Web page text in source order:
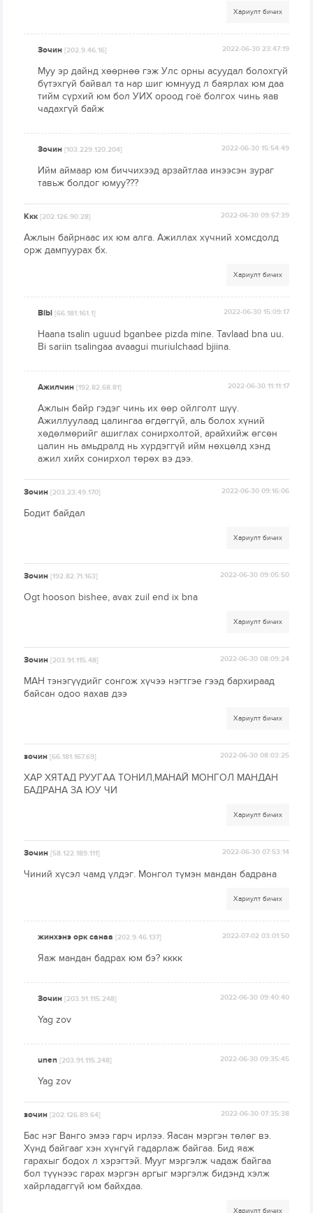
Хариулт бичих
Зочин[202.9.46.16] 2022-06-30 23:47:19
Муу эр дайнд хөөрнөө гэж Улс орны асуудал болохгүй
бүтэхгүй байвал та нар шиг юмнууд л баярлах юм даа
тийм сүрхий юм бол УИХ ороод гоё болгох чинь яав
чадахгүй байж
Зочин[103.229.120.204] 2022-06-30 15:54:49
Ийм аймаар юм биччихээд арзайтлаа инээсэн зураг
тавьж болдог юмуу???
Ккк[202.126.90.28] 2022-06-30 09:57:39
Ажлын байрнаас их юм алга. Ажиллах хүчний хомсдолд
орж дампуурах бх.
Хариулт бичих
Bibi[66.181.161.1] 2022-06-30 15:09:17
Haana tsalin uguud bganbee pizda mine. Tavlaad bna uu.
Bi sariin tsalingaa avaagui muriulchaad bjiina.
Ажилчин[192.82.68.81] 2022-06-30 11:11:17
Ажлын байр гэдэг чинь их өөр ойлголт шүү.
Ажиллуулаад цалингаа өгдөггүй, аль болох хүний
хөдөлмөрийг ашиглах сонирхолтой, арайхийж өгсөн
цалин нь амьдралд нь хүрдэггүй ийм нөхцөлд хэнд
ажил хийх сонирхол төрөх вэ дээ.
Зочин[203.23.49.170] 2022-06-30 09:16:06
Бодит байдал
Хариулт бичих
Зочин[192.82.71.163] 2022-06-30 09:05:50
Ogt hooson bishee, avax zuil end ix bna
Хариулт бичих
Зочин[203.91.115.48] 2022-06-30 08:09:24
МАН тэнэгүүдийг сонгож хүчээ нэгтгэе гээд бархираад
байсан одоо яахав дээ
Хариулт бичих
зочин[66.181.167.69] 2022-06-30 08:03:25
ХАР ХЯТАД РУУГАА ТОНИЛ,МАНАЙ МОНГОЛ МАНДАН
БАДРАНА ЗА ЮУ ЧИ
Хариулт бичих
Зочин[58.122.189.111] 2022-06-30 07:53:14
Чиний хүсэл чамд үлдэг. Монгол түмэн мандан бадрана
Хариулт бичих
жинхэнэ орк санаа[202.9.46.137] 2022-07-02 03:01:50
Яаж мандан бадрах юм бэ? кккк
Зочин[203.91.115.248] 2022-06-30 09:40:40
Yag zov
unen[203.91.115.248] 2022-06-30 09:35:45
Yag zov
зочин[202.126.89.64] 2022-06-30 07:35:38
Бас нэг Ванго эмээ гарч ирлээ. Яасан мэргэн төлөг вэ.
Хүнд байгааг хэн хүнгүй гадарлаж байгаа. Бид яаж
гарахыг бодох л хэрэгтэй. Мууг мэргэлж чадаж байгаа
бол түүнээс гарах мэргэн аргыг мэргэлж бидэнд хэлж
хайрладаггүй юм байхдаа.
Хариулт бичих